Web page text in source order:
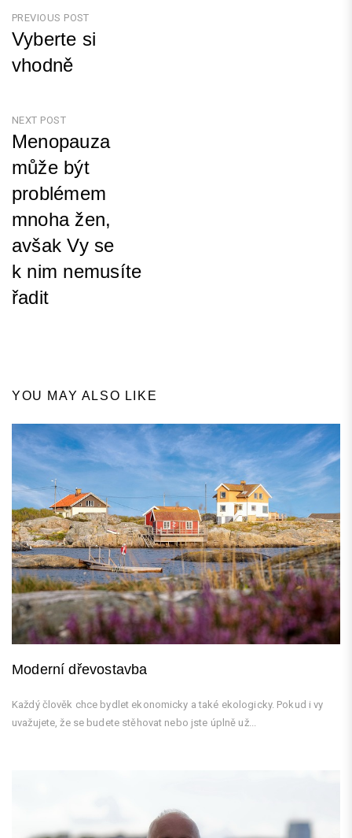
Navigace
pro
příspěvek
PREVIOUS POST
Vyberte si
vhodně
NEXT POST
Menopauza
může být
problémem
mnoha žen,
avšak Vy se
k nim nemusíte
řadit
YOU MAY ALSO LIKE
Moderní dřevostavba
Každý člověk chce bydlet ekonomicky a také ekologicky. Pokud i vy
uvažujete, že se budete stěhovat nebo jste úplně už...